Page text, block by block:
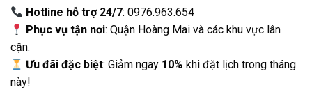
Hotline hỗ trợ 24/7: 0976.963.654
Phục vụ tận nơi: Quận Hoàng Mai và các khu vực lân
cận.
Ưu đãi đặc biệt: Giảm ngay 10% khi đặt lịch trong tháng
này!